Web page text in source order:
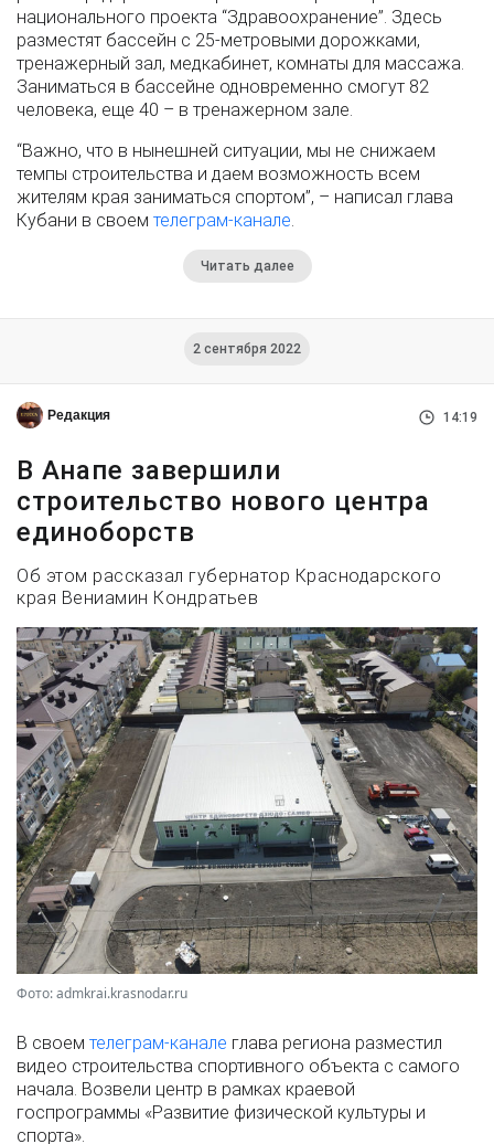
национального проекта “Здравоохранение”. Здесь
разместят бассейн с 25-метровыми дорожками,
тренажерный зал, медкабинет, комнаты для массажа.
Заниматься в бассейне одновременно смогут 82
человека, еще 40 – в тренажерном зале.
“Важно, что в нынешней ситуации, мы не снижаем
темпы строительства и даем возможность всем
жителям края заниматься спортом”, – написал глава
Кубани в своем телеграм-канале.
Читать далее
2 сентября 2022
Редакция 14:19
В Анапе завершили
строительство нового центра
единоборств
Об этом рассказал губернатор Краснодарского
края Вениамин Кондратьев
Фото: admkrai.krasnodar.ru
В своем телеграм-канале глава региона разместил
видео строительства спортивного объекта с самого
начала. Возвели центр в рамках краевой
госпрограммы «Развитие физической культуры и
спорта».